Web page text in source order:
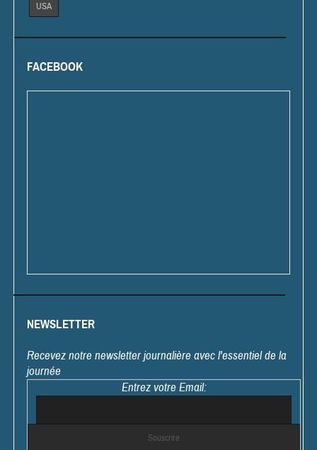
USA
FACEBOOK
NEWSLETTER
Recevez notre newsletter journalière avec l'essentiel de la
journée
Entrez votre Email: